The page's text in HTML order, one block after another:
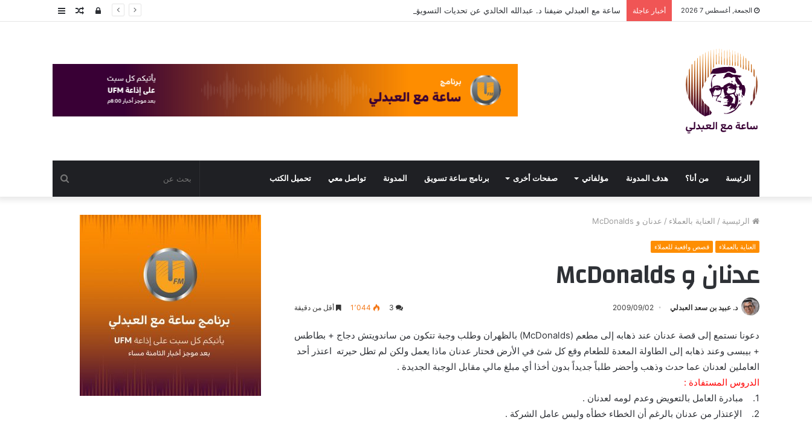
الجمعة, أغسطس 7 2026 أخبار عاجلة ساعة مع العبدلي ضيفنا د. عبدالله الخالدي عن تحديات التسويق في القطاع الثالث مع د. عبيد العبدلي عمودمقالتسجيل
الرئيسة من أنا؟ هدف المدونة مؤلفاتي صفحات أخرى برنامج ساعة تسويق المدونة تواصل معي تحميل الكتب بحث
الرئيسية / العناية بالعملاء / عدنان و McDonalds
العناية بالعملاء قصص واقعية للعملاء
عدنان و McDonalds
د. عبيد بن سعد العبدلي 2009/09/02
3 1٬044 أقل من دقيقة
دعونا نستمع إلى قصة عدنان عند ذهابه إلى مطعم (McDonalds) بالظهران وطلب وجبة تتكون من ساندويتش دجاج + بطاطس
+ بيبسى وعند ذهابه إلى الطاولة المعدة للطعام وقع كل شئ في الأرض فحتار عدنان ماذا يعمل ولكن لم تطل حيرته اعتذر أحد
العاملين لعدنان عما حدث وذهب وأحضر طلباً جديداً بدون أخذا أي مبلغ مالي مقابل الوجبة الجديدة .
الدروس المستفادة :
1. مبادرة العامل بالتعويض وعدم لومه لعدنان .
2. الإعتذار من عدنان بالرغم أن الخطاء خطأه وليس عامل الشركة .